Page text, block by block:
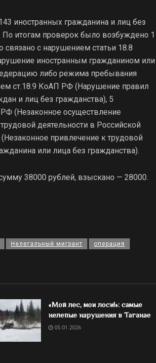
иностранных гражданина и лиц без
По итогам проверок было возбуждено 1
с нарушением статьи 18.8
иностранным гражданином или
либо режима пребывания
ст.18.9 КоАП РФ (Нарушение правил
и лиц без гражданства), 5
(Незаконное осуществление
деятельности в Российской
привлечение к трудовой
или лица без гражданства).
38000 рублей, взыскано — 28000.
Нелегальный мигрант операция
«Мой лес, мои лоси!»: самые
нелепые нарушения в Таганае
05.01.2026